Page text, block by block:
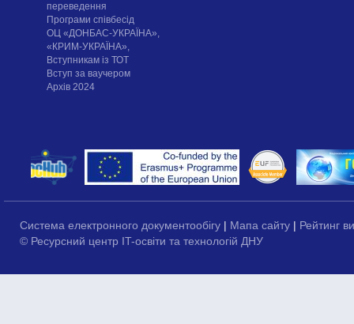
переведення
Програми співбесід
ОЦ «ДОНБАС-УКРАЇНА»,
«КРИМ-УКРАЇНА»,
Вступникам із ТОТ
Вступ за ваучером
Архів 2024
Система електронного документообігу | Мапа сайту | Рейтинг
© Ресурсний центр IT-освіти та технологій ДНУ